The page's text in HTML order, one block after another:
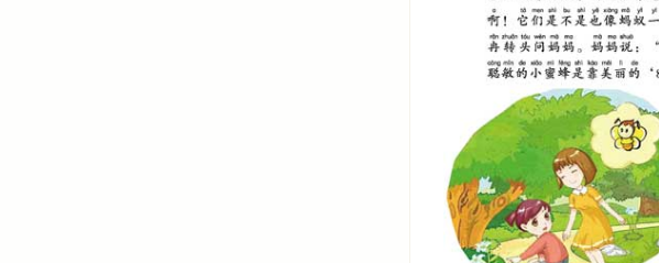
为什么昆虫会蜕皮? 77
蜘蛛为什么不是昆虫？ 78